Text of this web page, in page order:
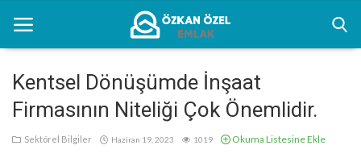
Anasayfa
Kentsel Dönüşüm Alanları
Kentsel Dönüşümde İnşaat
Firmasının Niteliği Çok Önemlidir.
Sektörel Bilgiler Haziran 19, 2023 1019 Okuma Listesine Ekle